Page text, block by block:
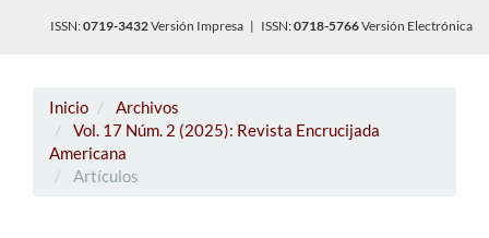
ISSN:0719-3432Versión Impresa | ISSN:0718-5766Versión Electrónica
Inicio
Archivos
Vol. 17 Núm. 2 (2025): Revista Encrucijada
Americana
Artículos